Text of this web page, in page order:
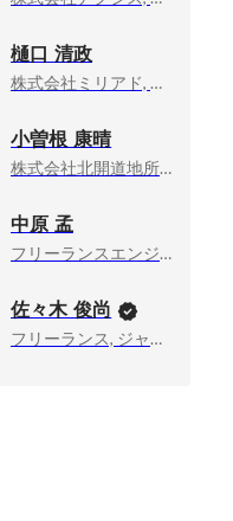
樋口 清政
株式会社ミリアド, 代表取締役社長
小曽根 康晴
株式会社北開道地所, 最高人事責任者 (CHRO)
中原 孟
フリーランスエンジニア, エンジニアリーダー
佐々木 俊尚
フリーランス, ジャーナリスト・作家